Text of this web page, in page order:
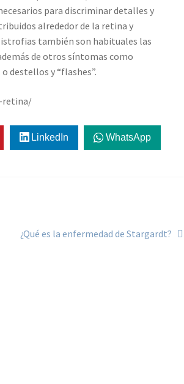
para discriminar detalles y
alrededor de la retina y
también son habituales las
de otros síntomas como
destellos y “flashes”.
retina/
LinkedIn WhatsApp
¿Qué es la enfermedad de Stargardt?